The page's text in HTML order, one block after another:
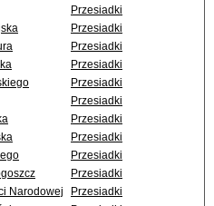
Przesiadki
Przesiadki
Przesiadki
Przesiadki
Przesiadki
Przesiadki
Przesiadki
Przesiadki
Przesiadki
Przesiadki
Narodowej
Przesiadki